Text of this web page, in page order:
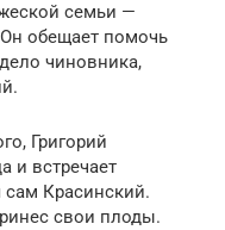
семьи —
обещает помочь
чиновника,
Григорий
и встречает
сам Красинский.
свои плоды.